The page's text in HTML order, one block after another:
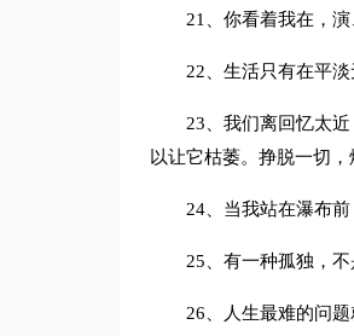
21、你看着我在，演
22、生活只有在平
23、我们离回忆太
以让它枯萎。挣脱一切，
24、当我站在瀑布
25、有一种孤独，
26、人生最难的问题